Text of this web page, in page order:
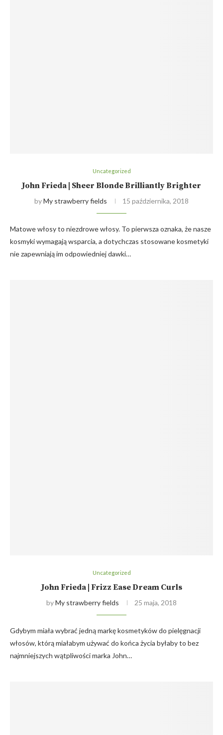
Uncategorized
John Frieda | Sheer Blonde Brilliantly Brighter
byMy strawberry fields 15 października, 2018
Matowe włosy to niezdrowe włosy. To pierwsza oznaka, że nasze
kosmyki wymagają wsparcia, a dotychczas stosowane kosmetyki
nie zapewniają im odpowiedniej dawki…
Uncategorized
John Frieda | Frizz Ease Dream Curls
byMy strawberry fields 25 maja, 2018
Gdybym miała wybrać jedną markę kosmetyków do pielęgnacji
włosów, którą miałabym używać do końca życia byłaby to bez
najmniejszych wątpliwości marka John…